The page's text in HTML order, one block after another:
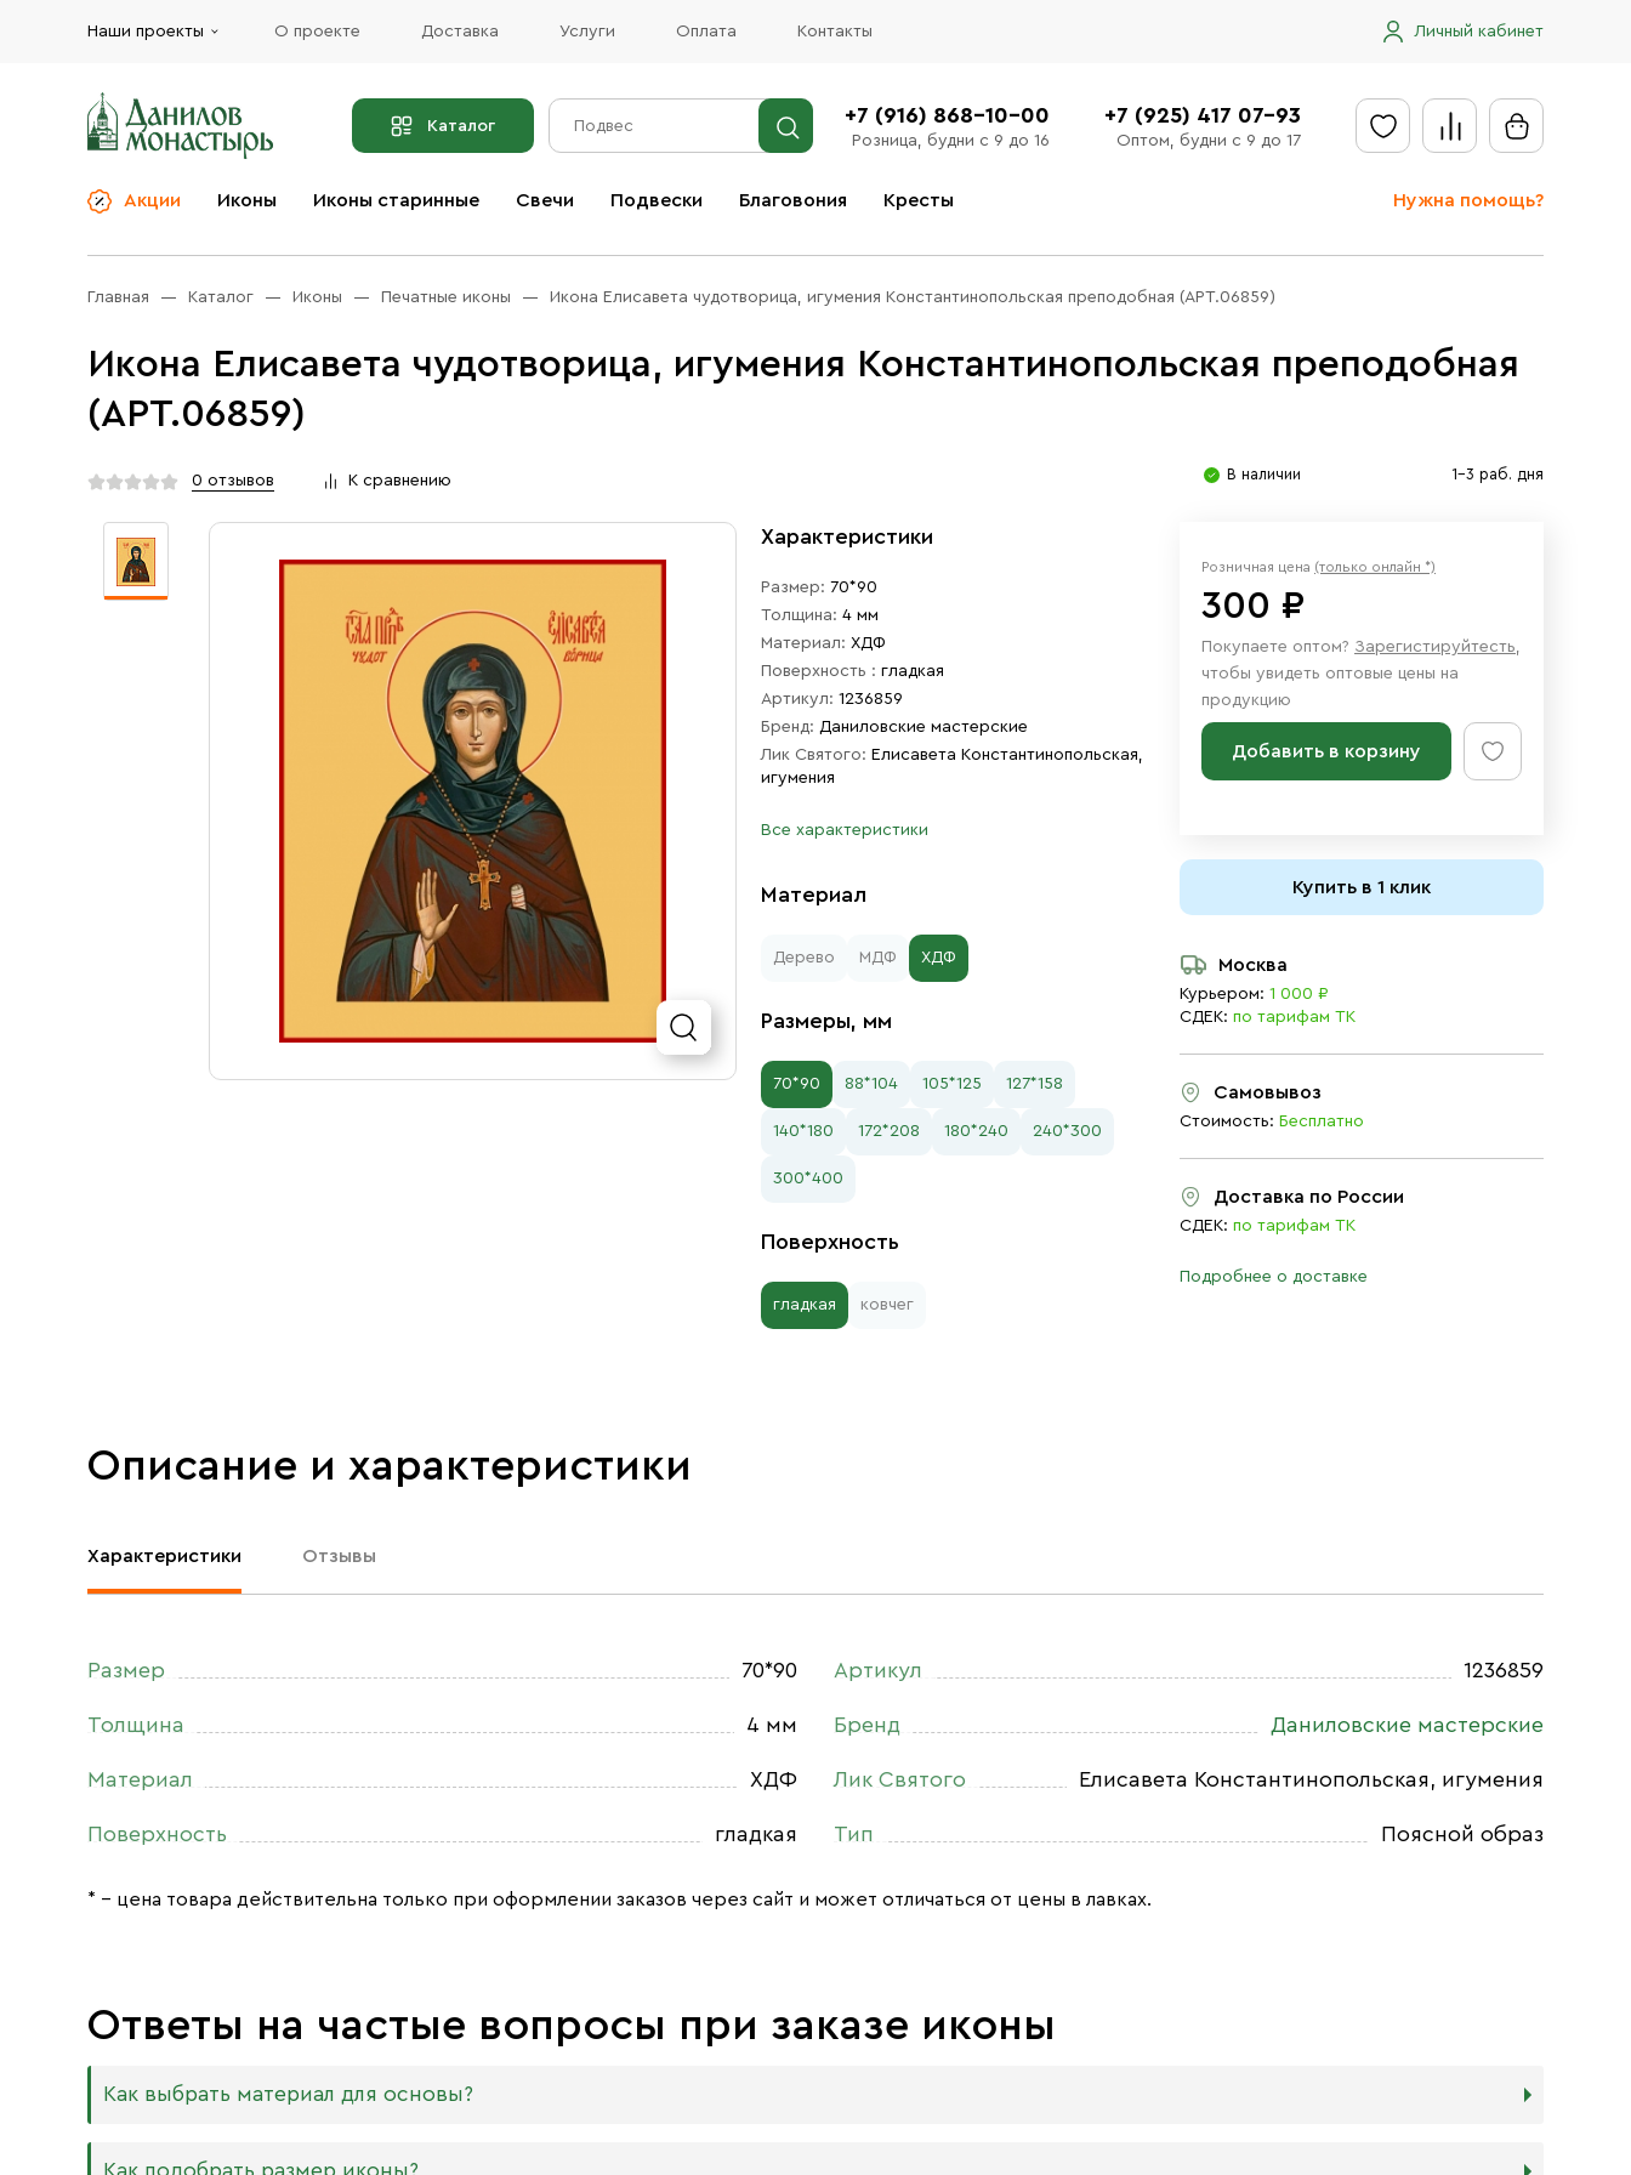
Наши проекты О проекте Доставка Услуги Оплата Контакты Личный кабинет
Каталог +7 (916) 868-10-00
Розница, будни с 9 до 16
+7 (925) 417 07-93
Оптом, будни с 9 до 17
Акции Иконы Иконы старинные Свечи Подвески Благовония Кресты Нужна помощь?
Отправить заявку
Доставка в регионы
Акции
Церковная утварь
Иконы
Масло
Разное
Бренды
Услуги
Оплата
Главная Каталог Иконы Печатные иконы Икона Елисавета чудотворица, игумения Константинопольская преподобная (АРТ.06859)
Икона Елисавета чудотворица, игумения Константинопольская преподобная
(АРТ.06859)
0 отзывов К сравнению В наличии 1-3 раб. дня
Характеристики
Размер: 70*90
Толщина: 4 мм
Материал: ХДФ
Поверхность : гладкая
Артикул: 1236859
Бренд: Даниловские мастерские
Лик Святого: Елисавета Константинопольская,
игумения
Все характеристики
Материал
Дерево МДФ ХДФ
Размеры, мм
70*90 88*104 105*125 127*158
140*180 172*208 180*240 240*300
300*400
Поверхность
гладкая ковчег
Розничная цена (только онлайн *)
300 ₽
Покупаете оптом? Зарегистируйтесть,
чтобы увидеть оптовые цены на
продукцию
Добавить в корзину
Купить в 1 клик
Москва
Курьером: 1 000 ₽
СДЕК: по тарифам ТК
Самовывоз
Стоимость: Бесплатно
Доставка по России
СДЕК: по тарифам ТК
Подробнее о доставке
Описание и характеристики
Характеристики Отзывы
Размер 70*90
Толщина 4 мм
Материал ХДФ
Поверхность гладкая
Артикул 1236859
Бренд Даниловские мастерские
Лик Святого Елисавета Константинопольская, игумения
Тип Поясной образ
* – цена товара действительна только при оформлении заказов через сайт и может отличаться от цены в лавках.
Ответы на частые вопросы при заказе иконы
Как выбрать материал для основы?
Мы изготавливаем иконы на трёх разных видах досок:
Как подобрать размер иконы?